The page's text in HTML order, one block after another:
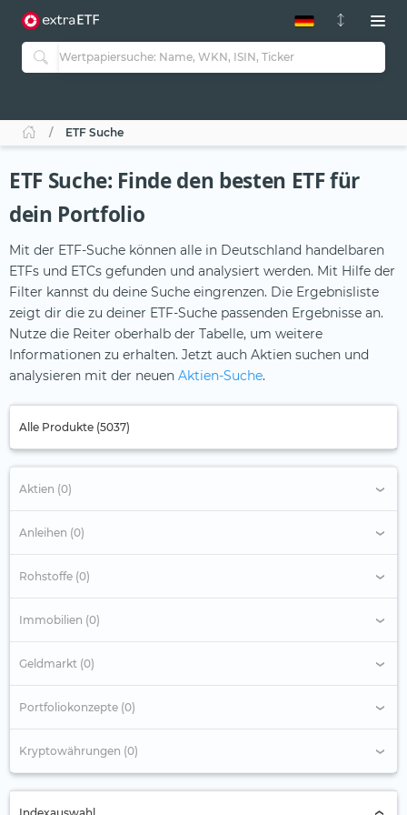
ETF-Guide 2.0
Guide Aktive ETFs
ETF-Sparpläne
ETF Suche
ETF Suche: Finde den besten ETF für
dein Portfolio
Mit der ETF-Suche können alle in Deutschland handelbaren
ETFs und ETCs gefunden und analysiert werden. Mit Hilfe der
Filter kannst du deine Suche eingrenzen. Die Ergebnisliste
zeigt dir die zu deiner ETF-Suche passenden Ergebnisse an.
Nutze die Reiter oberhalb der Tabelle, um weitere
Informationen zu erhalten. Jetzt auch Aktien suchen und
analysieren mit der neuen Aktien-Suche.
Alle Produkte (5037)
Aktien (0)
Anleihen (0)
Rohstoffe (0)
Immobilien (0)
Geldmarkt (0)
Portfoliokonzepte (0)
Kryptowährungen (0)